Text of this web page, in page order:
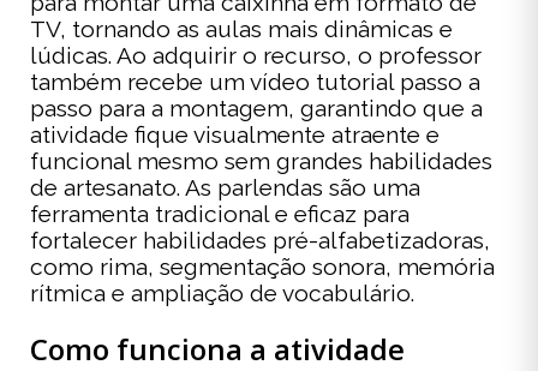
TV, tornando as aulas mais dinâmicas e
lúdicas. Ao adquirir o recurso, o professor
também recebe um vídeo tutorial passo a
passo para a montagem, garantindo que a
atividade fique visualmente atraente e
funcional mesmo sem grandes habilidades
de artesanato. As parlendas são uma
ferramenta tradicional e eficaz para
fortalecer habilidades pré-alfabetizadoras,
como rima, segmentação sonora, memória
rítmica e ampliação de vocabulário.
Como funciona a atividade